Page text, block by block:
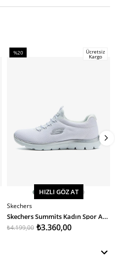
SEPETE EKLE
%20
Ücretsiz
Kargo
HIZLI GÖZ AT
Skechers
Skechers Summits Kadın Spor Ayakkabı
₺3.360,00
₺4.199,00